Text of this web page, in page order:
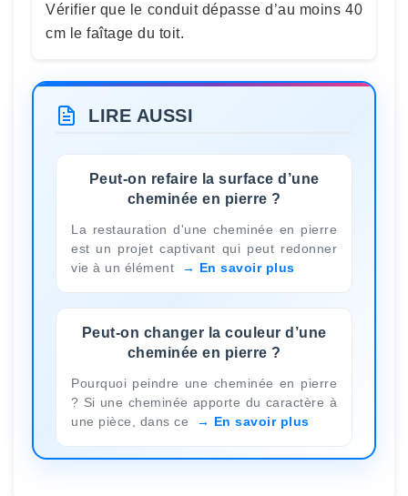
Vérifier que le conduit dépasse d’au moins 40
cm le faîtage du toit.
LIRE AUSSI
Peut-on refaire la surface d’une
cheminée en pierre ?
La restauration d'une cheminée en pierre
est un projet captivant qui peut redonner
vie à un élément
En savoir plus
Peut-on changer la couleur d’une
cheminée en pierre ?
Pourquoi peindre une cheminée en pierre
? Si une cheminée apporte du caractère à
une pièce, dans ce
En savoir plus